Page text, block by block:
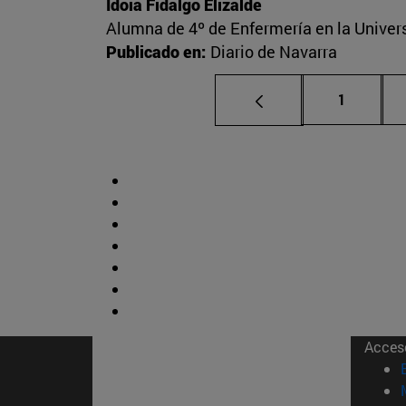
Idoia Fidalgo Elizalde
Alumna de 4º de Enfermería en la
Publicado en: Diario de Navarra
Página
1